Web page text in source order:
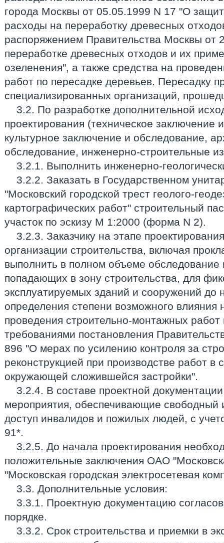
города Москвы от 05.05.1999 N 17 "О
расходы на переработку древесных
распоряжением Правительства Москвы
переработке древесных отходов и их
озеленения", а также средства на
работ по пересадке деревьев. Пересадку
специализированных организаций,
3.2. По разработке дополнительной
проектирования (техническое заключение
культурное заключение и обследование,
обследование, инженерно-строительные
3.2.1. Выполнить инженерно-
3.2.2. Заказать в Государственном
"Московский городской трест геолого-
картографических работ" строительный
участок по эскизу М 1:2000 (форма N 2).
3.2.3. Заказчику на этапе
организации строительства, включая
выполнить в полном объеме обследование
попадающих в зону строительства, для
эксплуатируемых зданий и сооружений до
определения степени возможного влияния
проведения строительно-монтажных работ
требованиями постановления
896 "О мерах по усилению контроля за
реконструкцией при производстве работ в
окружающей сложившейся застройки".
3.2.4. В составе проектной
мероприятия, обеспечивающие свободный
доступ инвалидов и пожилых людей, с
91*.
3.2.5. До начала проектирования
положительные заключения ОАО
"Московская городская электросетевая
3.3. Дополнительные условия:
3.3.1. Проектную документацию
порядке.
3.3.2. Срок строительства и приемки в